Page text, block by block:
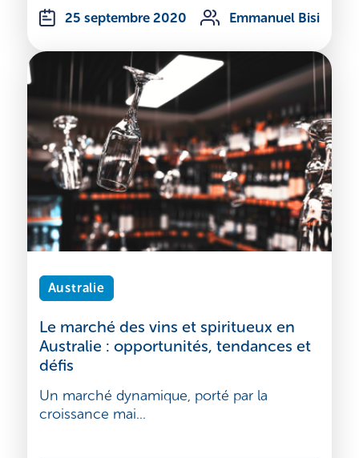
25 septembre 2020 Emmanuel Bisi
Australie
Le marché des vins et spiritueux en
Australie : opportunités, tendances et
défis
Un marché dynamique, porté par la
croissance mai...